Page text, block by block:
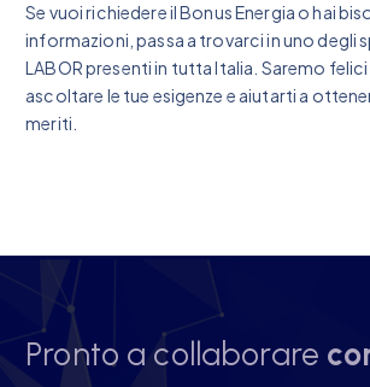
Se vuoi richiedere il Bonus Energia o hai
informazioni, passa a trovarci in uno degli
LABOR presenti in tutta Italia. Saremo
ascoltare le tue esigenze e aiutarti a
meriti.
Pronto a collaborare